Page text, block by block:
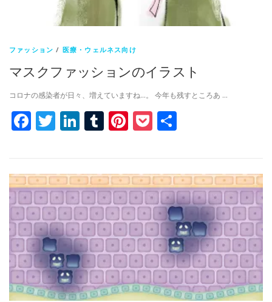
ファッション / 医療・ウェルネス向け
マスクファッションのイラスト
コロナの感染者が日々、増えていますね…。 今年も残すところあ …
Facebook
Twitter
LinkedIn
Tumblr
Pinterest
Pocket